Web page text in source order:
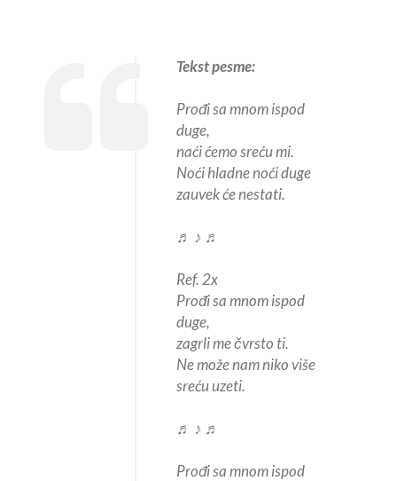
Tekst pesme:
Prođi sa mnom ispod
duge,
naći ćemo sreću mi.
Noći hladne noći duge
zauvek će nestati.
♬ ♪ ♬
Ref. 2x
Prođi sa mnom ispod
duge,
zagrli me čvrsto ti.
Ne može nam niko više
sreću uzeti.
♬ ♪ ♬
Prođi sa mnom ispod